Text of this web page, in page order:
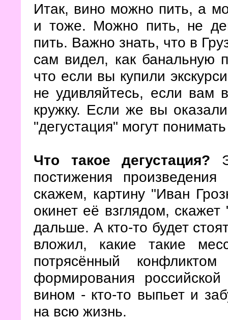
Итак, вино можно пить, а
и тоже. Можно пить, не
пить. Важно знать, что в
сам видел, как банальную
что если вы купили
не удивляйтесь, если вам
кружку. Если же вы
"дегустация" могут
Что такое дегустация?
постижения
скажем, картину "Иван
окинет её взглядом,
дальше. А кто-то будет
вложил, какие такие
потрясённый
формирования
вином - кто-то выпьет и
на всю жизнь.